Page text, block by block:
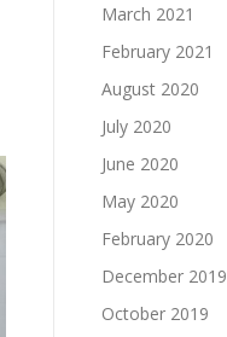
March 2021
February 2021
August 2020
July 2020
June 2020
May 2020
February 2020
December 2019
October 2019